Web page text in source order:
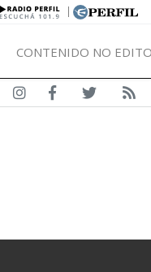
|
CONTENIDO NO